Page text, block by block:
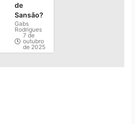
de
Sansão?
Gabs
Rodrigues
7 de
outubro
de 2025